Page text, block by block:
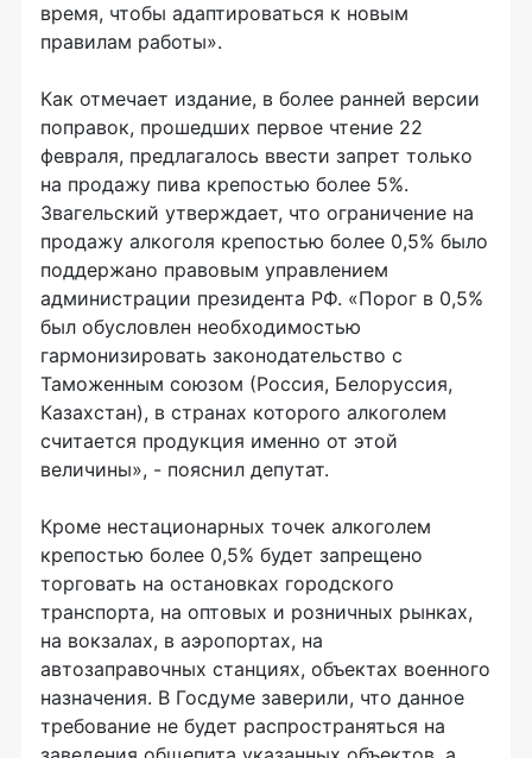
время, чтобы адаптироваться к новым
правилам работы».
Как отмечает издание, в более ранней версии
поправок, прошедших первое чтение 22
февраля, предлагалось ввести запрет только
на продажу пива крепостью более 5%.
Звагельский утверждает, что ограничение на
продажу алкоголя крепостью более 0,5% было
поддержано правовым управлением
администрации президента РФ. «Порог в 0,5%
был обусловлен необходимостью
гармонизировать законодательство с
Таможенным союзом (Россия, Белоруссия,
Казахстан), в странах которого алкоголем
считается продукция именно от этой
величины», - пояснил депутат.
Кроме нестационарных точек алкоголем
крепостью более 0,5% будет запрещено
торговать на остановках городского
транспорта, на оптовых и розничных рынках,
на вокзалах, в аэропортах, на
автозаправочных станциях, объектах военного
назначения. В Госдуме заверили, что данное
требование не будет распространяться на